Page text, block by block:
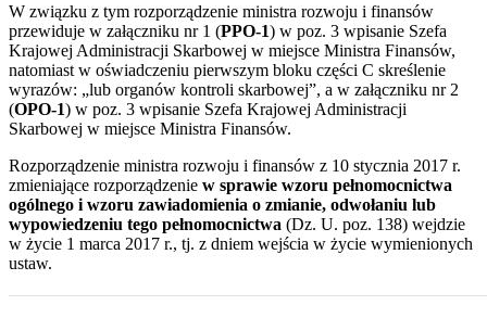
W związku z tym rozporządzenie ministra rozwoju i finansów
przewiduje w załączniku nr 1 (PPO-1) w poz. 3 wpisanie Szefa
Krajowej Administracji Skarbowej w miejsce Ministra Finansów,
natomiast w oświadczeniu pierwszym bloku części C skreślenie
wyrazów: „lub organów kontroli skarbowej”, a w załączniku nr 2
(OPO-1) w poz. 3 wpisanie Szefa Krajowej Administracji
Skarbowej w miejsce Ministra Finansów.
Rozporządzenie ministra rozwoju i finansów z 10 stycznia 2017 r.
zmieniające rozporządzenie w sprawie wzoru pełnomocnictwa
ogólnego i wzoru zawiadomienia o zmianie, odwołaniu lub
wypowiedzeniu tego pełnomocnictwa (Dz. U. poz. 138) wejdzie
w życie 1 marca 2017 r., tj. z dniem wejścia w życie wymienionych
ustaw.